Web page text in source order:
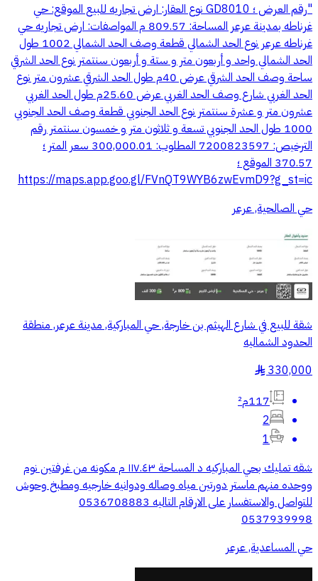
"رقم العرض ؛ GD8010 نوع العقار: ارض تجاريه للبيع الموقع: حي
غرناطه بمدينة عرعر المساحة: 809.57 م المواصفات: ارض تجاريه حي
غرناطه عرعر نوع الحد الشمالي قطعة وصف الحد الشمالي 1002 طول
الحد الشمالي واحد و أربعون متر و ستة و أربعون سنتمتر نوع الحد الشرقي
ساحة وصف الحد الشرقي عرض 40م طول الحد الشرقي عشرون متر نوع
الحد الغربي شارع وصف الحد الغربي عرض 25.60م طول الحد الغربي
عشرون متر و عشرة سنتمتر نوع الحد الجنوبي قطعة وصف الحد الجنوبي
1000 طول الحد الجنوبي تسعة و ثلاثون متر و خمسون سنتمتر رقم
الترخيص: 7200823597 المطلوب: 300,000.01 سعر المتر ؛
370.57 الموقع ؛
https://maps.app.goo.gl/FVnQT9WYB6zwEvmD9?g_st=ic
حي الصالحية, عرعر
شقة للبيع في شارع الهيثم بن خارجة, حي المباركية, مدينة عرعر, منطقة
الحدود الشماليه
330,000
§
117م²
2
1
شقه تمليك بحي المباركيه د المساحة ١١٧.٤٣ م مكونه من غرفتين نوم
ووحده منهم ماستر دورتين مياه وصاله ودوانيه خارجيه ومطبخ وحوش
للتواصل والاستفسار على الارقام التاليه 0536708883
0537939998
حي المساعدية, عرعر